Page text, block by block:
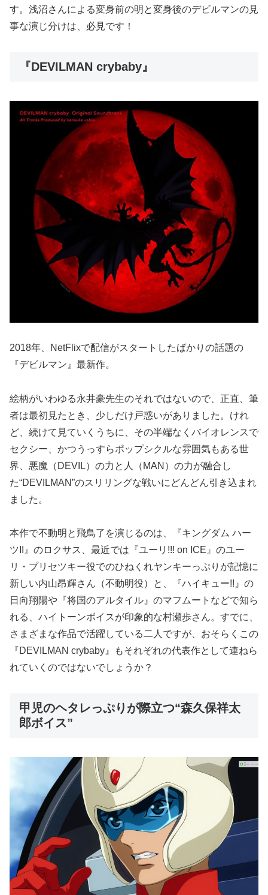
す。浅沼さんによる変身前の明と変身後のデビルマンの見
事な演じ分けは、必見です！
『DEVILMAN crybaby』
2018年、NetFlixで配信がスタートしたばかりの話題の
『デビルマン』最新作。
絵柄がいわゆる永井豪先生のそれではないので、正直、筆
者は最初見たとき、少しだけ戸惑いがありました。けれ
ど、続けて見ていくうちに、その半端なくバイオレンスで
セクシー、かつうっすらポップシクルな雰囲気もある世
界、悪魔（DEVIL）の力と人（MAN）の力が融合し
た“DEVILMAN”のスリリングな戦いにどんどん引き込まれ
ました。
本作で不動明と飛鳥了を演じるのは、『キングダム ハー
ツII』のロクサス、最近では『ユーリ!!! on ICE』のユー
リ・プリセツキー役でのひねくれヤンキーっぷりが記憶に
新しい内山昂輝さん（不動明役）と、『ハイキュー!!』の
日向翔陽や『将国のアルタイル』のマフムートなどで知ら
れる、ハイトーンボイスが印象的な村瀬歩さん。すでに、
さまざまな作品で活躍している二人ですが、おそらくこの
『DEVILMAN crybaby』もそれぞれの代表作として連ねら
れていくのではないでしょうか？
甲児のヘタレっぷりが際立つ“森久保祥太
郎ボイス”